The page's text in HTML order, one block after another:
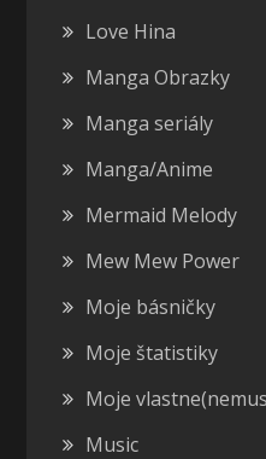
Love Hina
Manga Obrazky
Manga seriály
Manga/Anime
Mermaid Melody
Mew Mew Power
Moje básničky
Moje štatistiky
Moje
Music